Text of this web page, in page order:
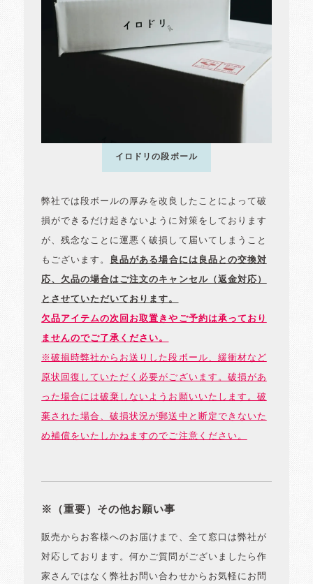
イロドリの段ボール
弊社では段ボールの厚みを改良したことによって破
損ができるだけ起きないように対策をしております
が、残念なことに運悪く破損して届いてしまうこと
もございます。 良品がある場合には良品との交換対
応、欠品の場合はご注文のキャンセル（返金対応）
とさせていただいております。
欠品アイテムの次回お取置きやご予約は承っており
ませんのでご了承ください。
※破損時弊社からお送りした段ボール、緩衝材など
原状回復していただく必要がございます。破損があ
った場合には破棄しないようお願いいたします。破
棄された場合、破損状況が郵送中と断定できないた
め補償をいたしかねますのでご注意ください。
※（重要）その他お願い事
販売からお客様へのお届けまで、全て窓口は弊社が
対応しております。何かご質問がございましたら作
家さんではなく弊社お問い合わせからお気軽にお問